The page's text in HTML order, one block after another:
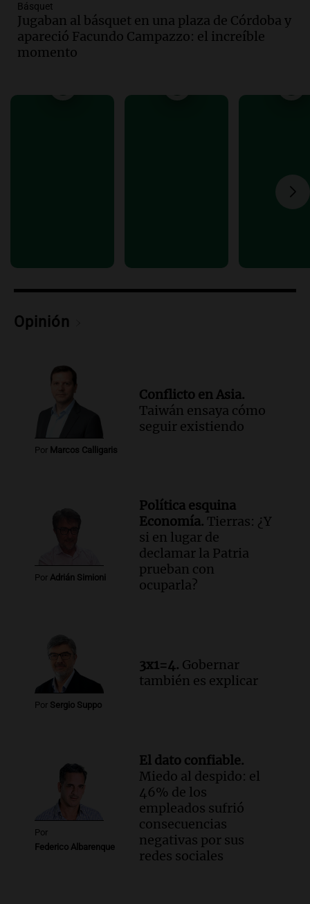
Audio. Carolina Losada: "Faltó que el
oficialismo la explique mejor" sobre la
ley de propiedad privada
Informados al regreso
Audio.Debate en el Senado y protesta
Manifestación en Rosario contra
la ley de Propiedad Privada debatida en
Luis Juez cuestionó la polémica
relato mentiroso"
Episodios
Básquet
Jugaban al básquet en una plaza de Córdoba y
apareció Facundo Campazzo: el increíble
momento
Opinión
Por Marcos Calligaris
Conflicto en Asia.
Taiwán ensaya cómo
seguir existiendo
Por Adrián Simioni
Política esquina
Economía. Tierras: ¿Y
si en lugar de
declamar la Patria
prueban con
ocuparla?
Por Sergio Suppo
3x1=4. Gobernar
también es explicar
Por
Federico Albarenque
El dato confiable.
Miedo al despido: el
46% de los
empleados sufrió
consecuencias
negativas por sus
redes sociales